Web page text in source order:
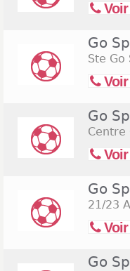
Voir
Go
Ste
Voir
Go
Centre
Voir
Go
21/23
Voir
Go